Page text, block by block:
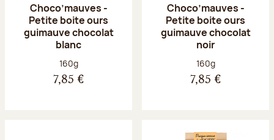
Choco’mauves -
Petite boite ours
guimauve chocolat
blanc
Poids net :
160g
7,85 €
Choco’mauves -
Petite boite ours
guimauve chocolat
noir
Poids net :
160g
7,85 €